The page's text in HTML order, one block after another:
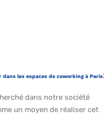
dans les espaces de coworking à Paris
dans notre société
un moyen de réaliser cet